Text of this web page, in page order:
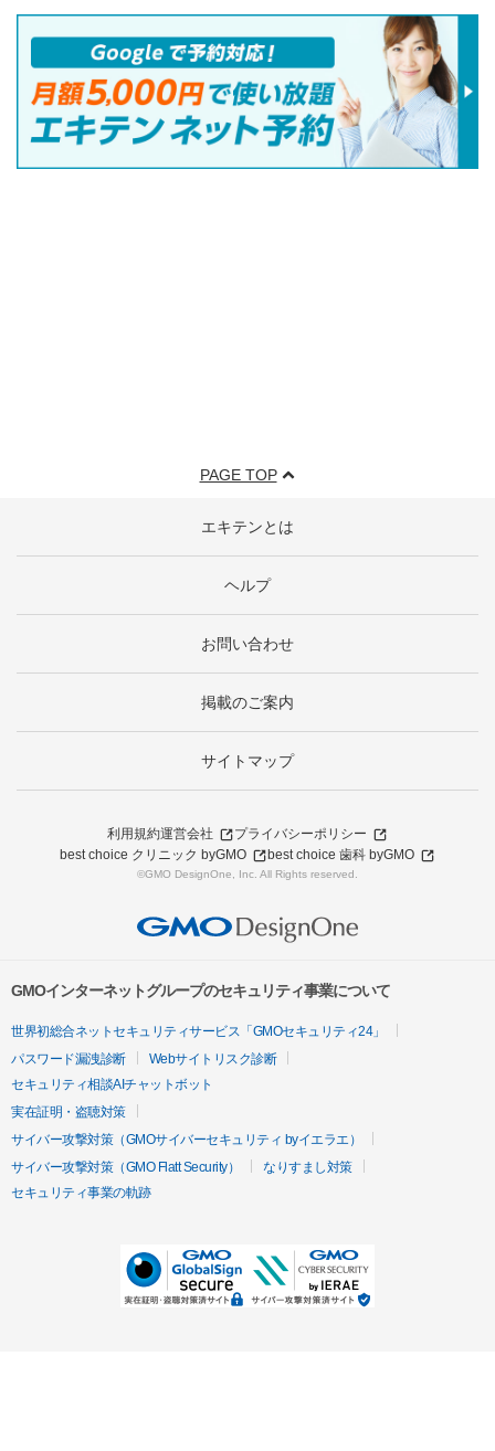
PAGE TOP
エキテンとは
ヘルプ
お問い合わせ
掲載のご案内
サイトマップ
利用規約運営会社
プライバシーポリシー
best choice クリニック byGMO
best choice 歯科 byGMO
©GMO DesignOne, Inc. All Rights reserved.
GMOインターネットグループのセキュリティ事業について
世界初総合ネットセキュリティサービス「GMOセキュリティ24」
パスワード漏洩診断
Webサイトリスク診断
セキュリティ相談AIチャットボット
実在証明・盗聴対策
サイバー攻撃対策（GMOサイバーセキュリティ byイエラエ）
サイバー攻撃対策（GMO Flatt Security）
なりすまし対策
セキュリティ事業の軌跡